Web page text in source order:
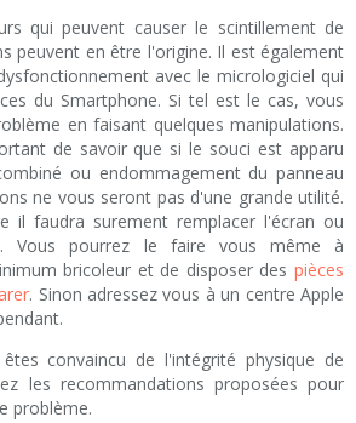
qui peuvent causer le scintillement de
peuvent en être l'origine. Il est également
avec le micrologiciel qui
du Smartphone. Si tel est le cas, vous
en faisant quelques manipulations.
de savoir que si le souci est apparu
ou endommagement du panneau
ne vous seront pas d'une grande utilité.
il faudra surement remplacer l'écran ou
Vous pourrez le faire vous même à
bricoleur et de disposer des pièces
. Sinon adressez vous à un centre Apple
convaincu de l'intégrité physique de
les recommandations proposées pour
problème.